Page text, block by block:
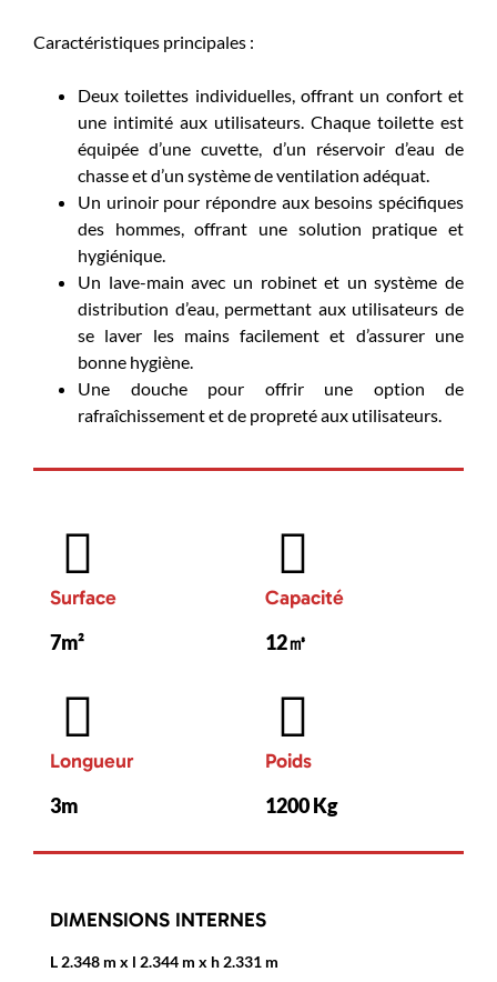
Caractéristiques principales :
Deux toilettes individuelles, offrant un confort et
une intimité aux utilisateurs. Chaque toilette est
équipée d’une cuvette, d’un réservoir d’eau de
chasse et d’un système de ventilation adéquat.
Un urinoir pour répondre aux besoins spécifiques
des hommes, offrant une solution pratique et
hygiénique.
Un lave-main avec un robinet et un système de
distribution d’eau, permettant aux utilisateurs de
se laver les mains facilement et d’assurer une
bonne hygiène.
Une douche pour offrir une option de
rafraîchissement et de propreté aux utilisateurs.
Surface
7m²
Capacité
12㎥
Longueur
3m
Poids
1200 Kg
DIMENSIONS INTERNES
L 2.348 m x l 2.344 m x h 2.331 m